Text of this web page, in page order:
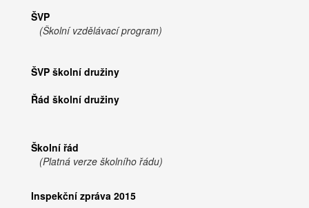
ŠVP
(Školní vzdělávací program)
ŠVP školní družiny
Řád školní družiny
Školní řád
(Platná verze školního řádu)
Inspekční zpráva 2015